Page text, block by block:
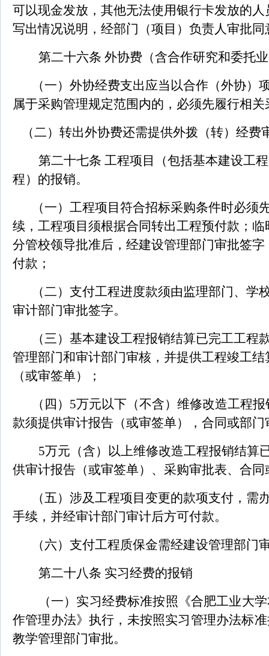
可以现金发放，其他无法使用银行卡发放的
写出情况说明，经部门（项目）负责人审批同
第二十六条 外协费（含合作研究和委托
（一）外协经费支出应当以合作（外协）
属于采购管理规定范围内的，必须先履行相关
（二） 转出外协费还需提供外拨（转）经费
第二十七条 工程项目（包括基本建设工
程）的报销。
（一）工程项目符合招标采购条件时必须
续，工程项目须根据合同转出工程预付款；
分管校领导批准后，经建设管理部门审批签
付款；
（二）支付工程进度款须由监理部门、学
审计部门审批签字。
（三）基本建设工程报销结算已完工工程
管理部门和审计部门审核，并提供工程竣工
（或审签单）；
（四）5万元以下（不含）维修改造工程
款须提供审计报告（或审签单），合同或部门
5万元（含）以上维修改造工程报销结算
供审计报告（或审签单）、采购审批表、合
（五）涉及工程项目变更的款项支付，需
手续，并经审计部门审计后方可付款。
（六）支付工程质保金需经建设管理部门
第二十八条 实习经费的报销
（一）实习经费标准按照《合肥工业大
作管理办法》执行，未按照实习管理办法标
教学管理部门审批。